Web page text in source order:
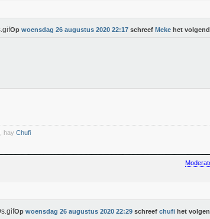
Op woensdag 26 augustus 2020 22:17 schreef Meke het
hay Chufi
Op woensdag 26 augustus 2020 22:29 schreef chufi het